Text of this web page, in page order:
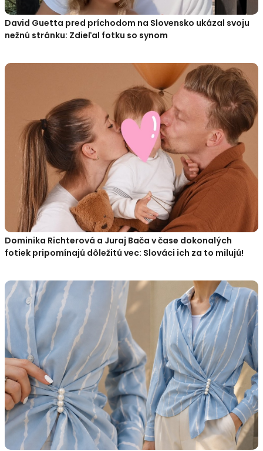
David Guetta pred príchodom na Slovensko ukázal svoju
nežnú stránku: Zdieľal fotku so synom
Dominika Richterová a Juraj Bača v čase dokonalých
fotiek pripomínajú dôležitú vec: Slováci ich za to milujú!